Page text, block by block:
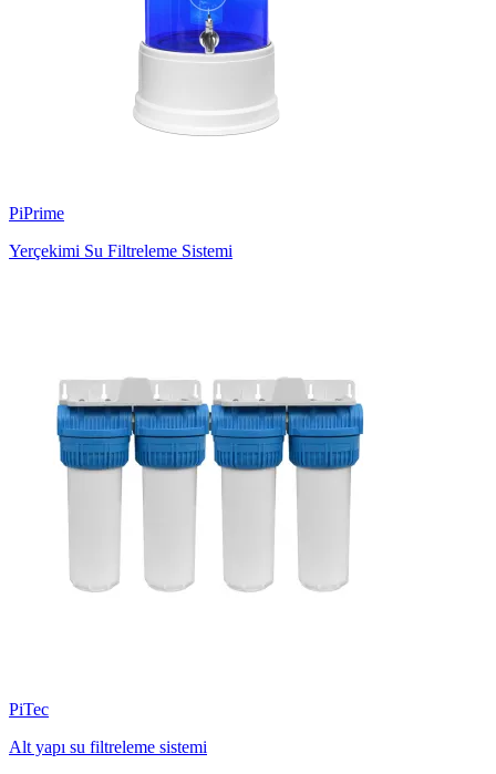
PiPrime
Yerçekimi Su Filtreleme Sistemi
PiTec
Alt yapı su filtreleme sistemi